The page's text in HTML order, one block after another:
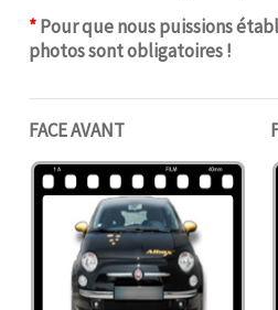
*Pour que nous puissions
photos sont obligatoires !
FACE AVANT